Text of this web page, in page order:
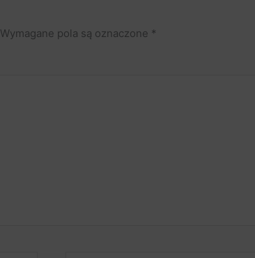
Wymagane pola są oznaczone *